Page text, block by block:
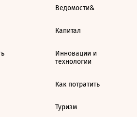
Ведомости&
Капитал
Инновации и
технологии
Как потратить
Туризм